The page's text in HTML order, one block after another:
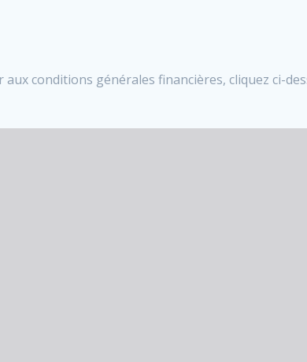
aux conditions générales financières, cliquez ci-